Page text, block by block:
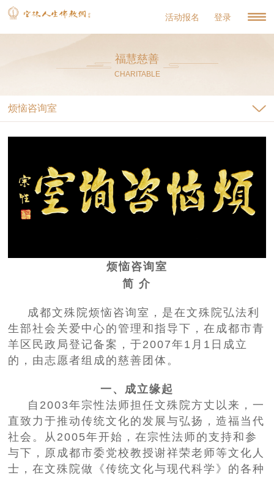
活动报名 登录
福慧慈善
CHARITABLE
烦恼咨询室
烦恼咨询室
简 介
成都文殊院烦恼咨询室，是在文殊院弘法利
生部社会关爱中心的管理和指导下，在成都市青
羊区民政局登记备案，于2007年1月1日成立
的，由志愿者组成的慈善团体。
一、成立缘起
自2003年宗性法师担任文殊院方丈以来，一
直致力于推动传统文化的发展与弘扬，造福当代
社会。从2005年开始，在宗性法师的支持和参
与下，原成都市委党校教授谢祥荣老师等文化人
士，在文殊院做《传统文化与现代科学》的各种